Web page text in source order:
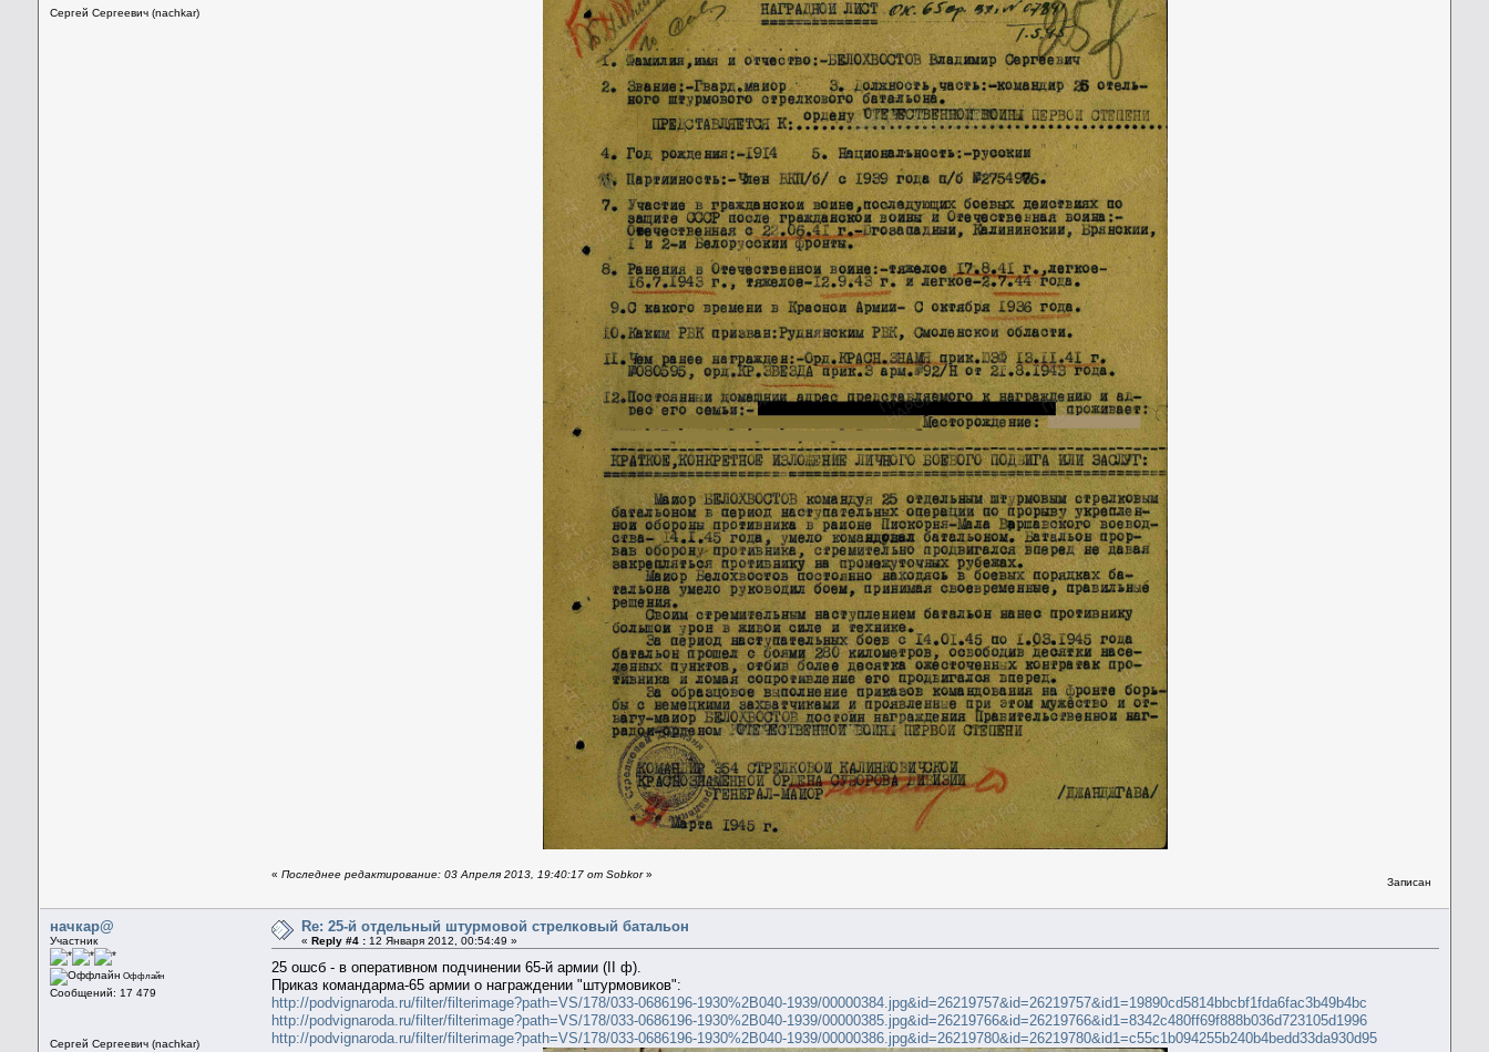
Сергей Сергеевич (nachkar)
«Последнее редактирование: 03 Апреля 2013, 19:40:17 от Sobkor»
Записан
начкар@
Участник
Оффлайн
Сообщений: 17 479
Сергей Сергеевич (nachkar)
Re: 25-й отдельный штурмовой стрелковый батальон
« Reply #4 :12 Января 2012, 00:54:49 »
25 ошсб - в оперативном подчинении 65-й армии (II ф).
Приказ командарма-65 армии о награждении "штурмовиков":
http://podvignaroda.ru/filter/filterimage?path=VS/178/033-0686196-1930%2B040-1939/00000384.jpg&id=26219757&id=26219757&id1=19890cd5814bbcbf1fda6fac3b49b4bc
http://podvignaroda.ru/filter/filterimage?path=VS/178/033-0686196-1930%2B040-1939/00000385.jpg&id=26219766&id=26219766&id1=8342c480ff69f888b036d723105d1996
http://podvignaroda.ru/filter/filterimage?path=VS/178/033-0686196-1930%2B040-1939/00000386.jpg&id=26219780&id=26219780&id1=c55c1b094255b240b4bedd33da930d95